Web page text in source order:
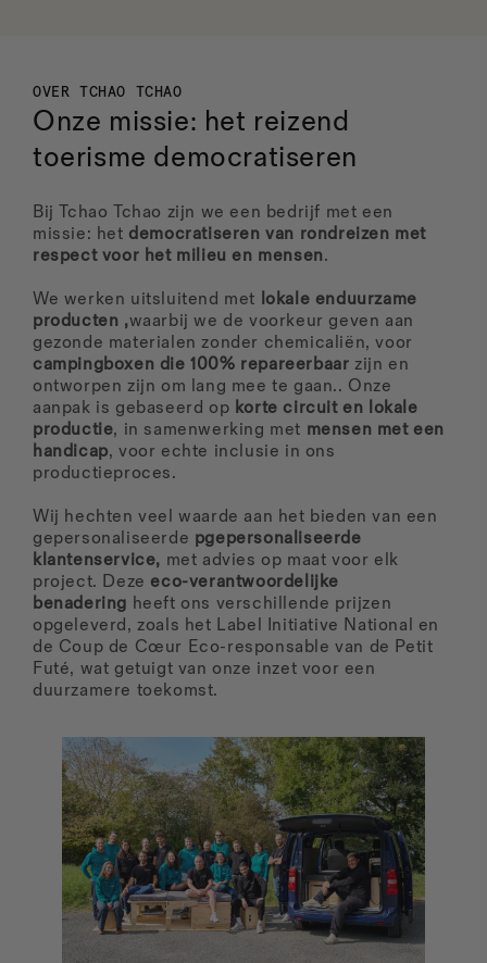
OVER TCHAO TCHAO
Onze missie: het reizend
toerisme democratiseren
Bij Tchao Tchao zijn we een bedrijf met een
missie: het democratiseren van rondreizen met
respect voor het milieu en mensen.
We werken uitsluitend met lokale enduurzame
producten ,waarbij we de voorkeur geven aan
gezonde materialen zonder chemicaliën, voor
campingboxen die 100% repareerbaar zijn en
ontworpen zijn om lang mee te gaan.. Onze
aanpak is gebaseerd op korte circuit en lokale
productie, in samenwerking met mensen met een
handicap, voor echte inclusie in ons
productieproces.
Wij hechten veel waarde aan het bieden van een
gepersonaliseerde pgepersonaliseerde
klantenservice, met advies op maat voor elk
project. Deze eco-verantwoordelijke
benadering heeft ons verschillende prijzen
opgeleverd, zoals het Label Initiative National en
de Coup de Cœur Eco-responsable van de Petit
Futé, wat getuigt van onze inzet voor een
duurzamere toekomst.